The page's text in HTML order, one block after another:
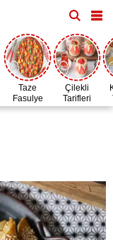
Taze
Fasulye
Zamanı
Çilekli
Tarifleri